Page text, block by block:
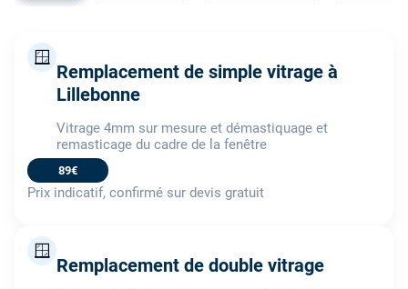
🪟
Remplacement de simple vitrage à
Lillebonne
Vitrage 4mm sur mesure et démastiquage et
remasticage du cadre de la fenêtre
89€
Prix indicatif, confirmé sur devis gratuit
🪟
Remplacement de double vitrage